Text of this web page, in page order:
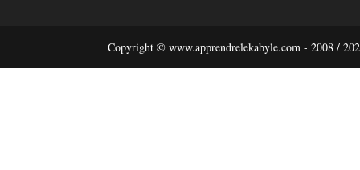
Copyright © www.apprendrelekabyle.com - 2008 /